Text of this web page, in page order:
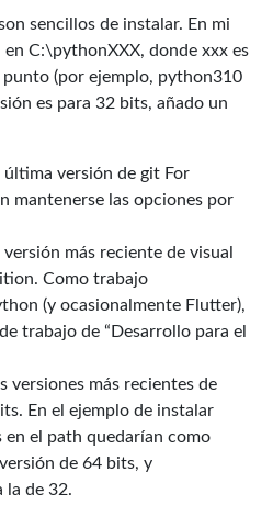
sencillos de instalar. En mi
C:\pythonXXX, donde xxx es
(por ejemplo, python310
es para 32 bits, añado un
última versión de git For
mantenerse las opciones por
más reciente de visual
Como trabajo
(y ocasionalmente Flutter),
trabajo de “Desarrollo para el
versiones más recientes de
En el ejemplo de instalar
en el path quedarían como
de 64 bits, y
la de 32.